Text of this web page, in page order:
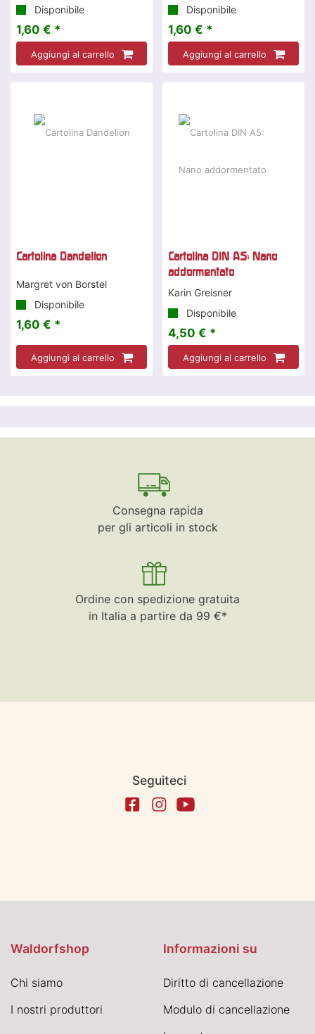
Disponibile
1,60 € *
Aggiungi al carrello
Disponibile
1,60 € *
Aggiungi al carrello
Cartolina Dandelion
Margret von Borstel
Disponibile
1,60 € *
Aggiungi al carrello
Cartolina DIN A5: Nano
addormentato
Karin Greisner
Disponibile
4,50 € *
Aggiungi al carrello
Consegna rapida
per gli articoli in stock
Ordine con spedizione gratuita
in Italia a partire da 99 €*
Seguiteci
Waldorfshop
Chi siamo
I nostri produttori
Informazioni su
Diritto di cancellazione
Modulo di cancellazione